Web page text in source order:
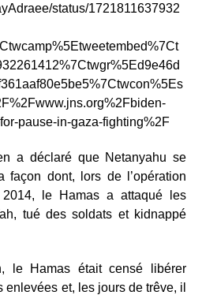
status/1721811637932
pause-in-gaza-fighting%2F
a déclaré que Netanyahu se
façon dont, lors de l’opération
2014, le Hamas a attaqué les
tué des soldats et kidnappé
le Hamas était censé libérer
et, les jours de trêve, il